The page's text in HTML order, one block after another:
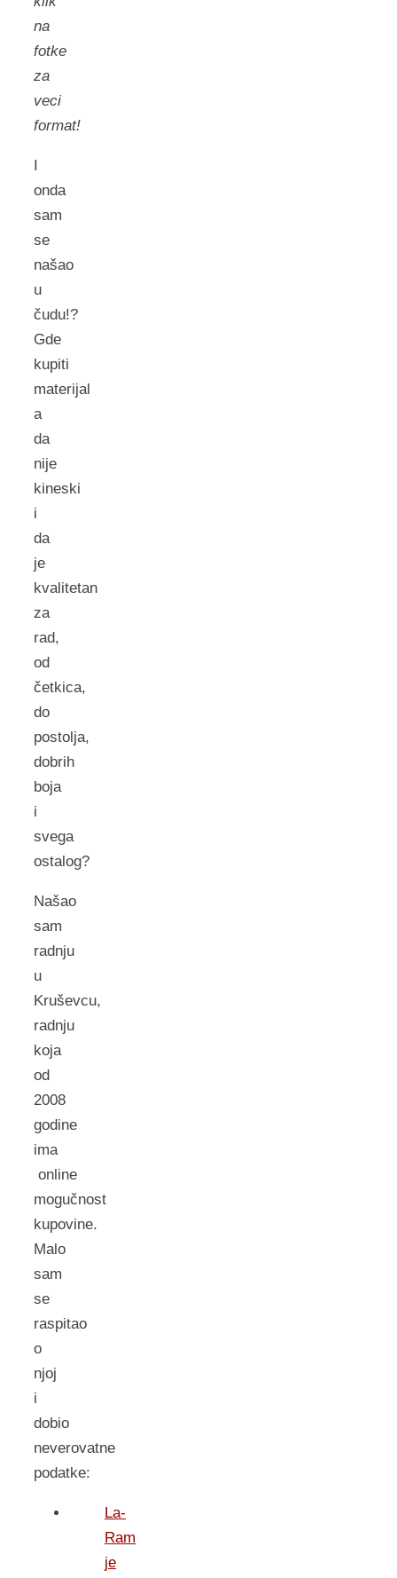
na
fotke
za
veci
format!
I
onda
sam
se
našao
u
čudu!?
Gde
kupiti
materijal
a
da
nije
kineski
i
da
je
kvalitetan
za
rad,
od
četkica,
do
postolja,
dobrih
boja
i
svega
ostalog?
Našao
sam
radnju
u
Kruševcu,
radnju
koja
od
2008
godine
ima
online
mogučnost
kupovine.
Malo
sam
se
raspitao
o
njoj
i
dobio
neverovatne
podatke:
La-
Ram
je